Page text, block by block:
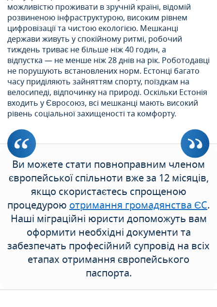
можливістю проживати в зручній країні, відомій
розвиненою інфраструктурою, високим рівнем
цифровізації та чистою екологією. Мешканці
держави живуть у спокійному ритмі, робочий
тиждень триває не більше ніж 40 годин, а
відпустка — не менше ніж 28 днів на рік. Роботодавці
не порушують встановлених норм. Естонці багато
часу приділяють зайняттям спорту, поїздкам на
велосипеді, відпочинку на природі. Оскільки Естонія
входить у Євросоюз, всі мешканці мають високий
рівень соціальної захищеності та комфорту.
Ви можете стати повноправним членом
європейської спільноти вже за 12 місяців,
якщо скористаєтесь спрощеною
процедурою отримання громадянства ЄС.
Наші міграційні юристи допоможуть вам
оформити необхідні документи та
забезпечать професійний супровід на всіх
етапах отримання європейського
паспорта.